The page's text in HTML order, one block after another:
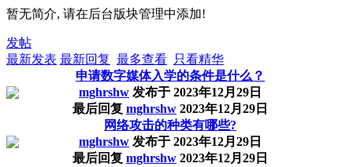
暂无简介, 请在后台版块管理中添加!
发帖
最新发表 最新回复 最多查看 只看精华
申请数字媒体入学的条件是什么？
mghrshw 发布于 2023年12月29日
最后回复 mghrshw 2023年12月29日
网络攻击的种类有哪些?
mghrshw 发布于 2023年12月29日
最后回复 mghrshw 2023年12月29日